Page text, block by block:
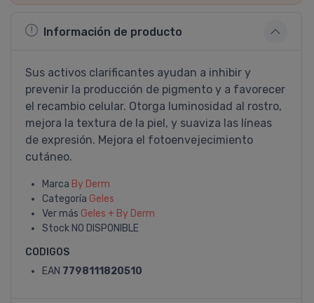
Información de producto
Sus activos clarificantes ayudan a inhibir y
prevenir la producción de pigmento y a favorecer
el recambio celular. Otorga luminosidad al rostro,
mejora la textura de la piel, y suaviza las líneas
de expresión. Mejora el fotoenvejecimiento
cutáneo.
Marca By Derm
Categoría Geles
Ver más Geles + By Derm
Stock NO DISPONIBLE
CODIGOS
EAN 7798111820510